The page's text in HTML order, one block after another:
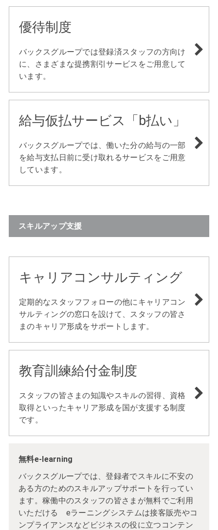
優待制度
バックスグループでは登録済スタッフの方向け
に、さまざまな提携割引サービスをご用意して
います。
給与仮払サービス「b払い」
バックスグループでは、働いた分の給与の一部
を給与支払日前に受け取れるサービスをご用意
しています。
スキルアップ支援
キャリアコンサルティング
定期的なスタッフフォローの他にキャリアコン
サルティングの窓口を設けて、スタッフの皆さ
まのキャリア形成をサポートします。
教育訓練給付金制度
スタッフの皆さまの知識やスキルの習得、資格
取得といったキャリア形成を国が支援する制度
です。
無料e-learning
バックスグループでは、登録者でスキルに不安の
ある方のためのスキルアップサポートを行ってい
ます。稼働中のスタッフの皆さまが無料でご利用
いただける eラーニングシステムは接客販売やコ
ンプライアンスなどビジネスの役に立つコンテン